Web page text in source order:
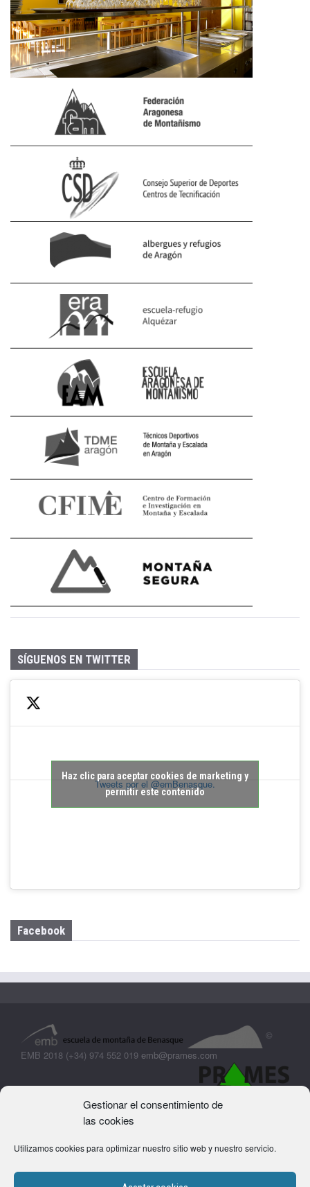
Gestionar el consentimiento de
las cookies
Utilizamos cookies para optimizar nuestro sitio web y nuestro servicio.
SÍGUENOS EN TWITTER
Tweets por el @emBenasque.
Haz clic para aceptar cookies de marketing y
permitir este contenido
Facebook
©
EMB 2018 (+34) 974 552 019 emb@prames.com